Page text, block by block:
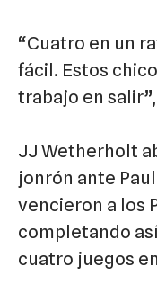
“Cuatro en un
fácil. Estos
trabajo en
JJ Wetherholt
jonrón ante
vencieron a los
completando
cuatro juegos